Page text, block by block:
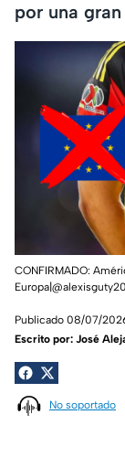
por una
CONFIRMADO:
Europa|@alexisguty20
Publicado 08/07/
Escrito por: José
No soportado